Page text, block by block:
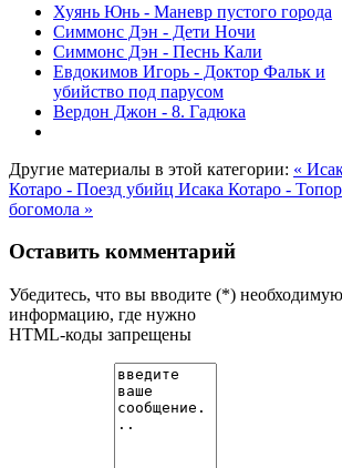
Хуянь Юнь - Маневр пустого города
Симмонс Дэн - Дети Ночи
Симмонс Дэн - Песнь Кали
Евдокимов Игорь - Доктор Фальк и
убийство под парусом
Вердон Джон - 8. Гадюка
Другие материалы в этой категории: «
Котаро - Поезд убийц Исака Котаро - Топор
богомола »
Оставить комментарий
Убедитесь, что вы вводите (*) необходимую
информацию, где нужно
HTML-коды запрещены